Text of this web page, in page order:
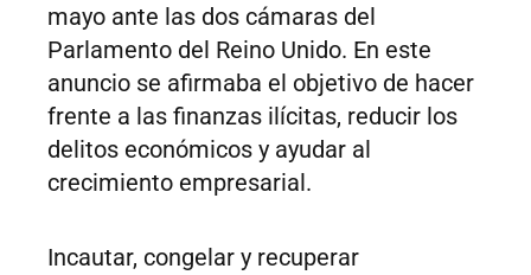
mayo ante las dos cámaras del
Parlamento del Reino Unido. En este
anuncio se afirmaba el objetivo de hacer
frente a las finanzas ilícitas, reducir los
delitos económicos y ayudar al
crecimiento empresarial.
Incautar, congelar y recuperar